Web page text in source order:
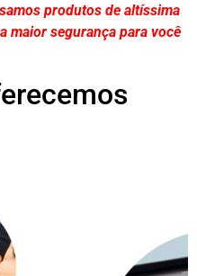
produtos de altíssima
maior segurança para você